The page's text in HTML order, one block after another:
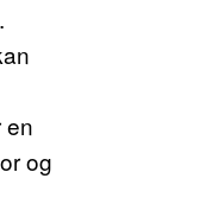
en
og